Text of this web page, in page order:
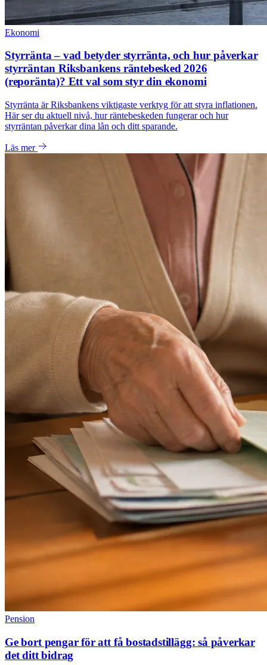
Ekonomi
Styrränta – vad betyder styrränta, och hur påverkar
styrräntan Riksbankens räntebesked 2026
(reporänta)? Ett val som styr din ekonomi
Styrränta är Riksbankens viktigaste verktyg för att styra inflationen.
Här ser du aktuell nivå, hur räntebeskeden fungerar och hur
styrräntan påverkar dina lån och ditt sparande.
Läs mer
Pension
Ge bort pengar för att få bostadstillägg: så påverkar
det ditt bidrag